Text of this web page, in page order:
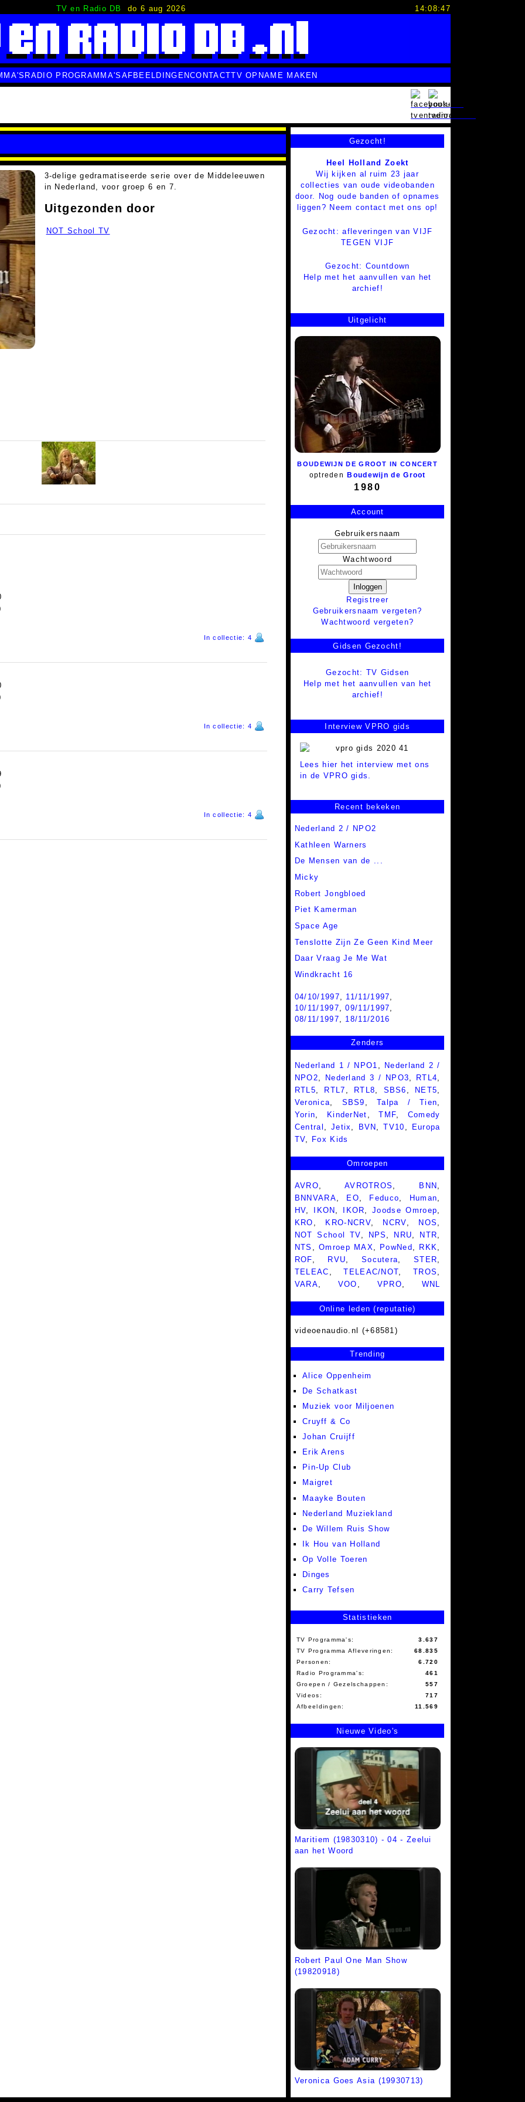
TV en Radio DB do 6 aug 2026 14:08:48
RADIO PROGRAMMA'S AFBEELDINGENCONTACTTV OPNAME MAKEN
3-delige gedramatiseerde serie over de Middeleeuwen
in Nederland, voor groep 6 en 7.
Uitgezonden door
NOT School TV
In collectie: 4
In collectie: 4
In collectie: 4
Gezocht!
Heel Holland Zoekt
Wij kijken al ruim 23 jaar
collecties van oude videobanden
door. Nog oude banden of opnames
liggen? Neem contact met ons op!
Gezocht: afleveringen van VIJF
TEGEN VIJF
Gezocht: Countdown
Help met het aanvullen van het
archief!
Uitgelicht
BOUDEWIJN DE GROOT IN CONCERT
optreden Boudewijn de Groot
1980
Account
Gebruikersnaam
Wachtwoord
Inloggen
Registreer
Gebruikersnaam vergeten?
Wachtwoord vergeten?
Gidsen Gezocht!
Gezocht: TV Gidsen
Help met het aanvullen van het
archief!
Interview VPRO gids
Lees hier het interview met ons
in de VPRO gids.
Recent bekeken
Nederland 2 / NPO2
Kathleen Warners
De Mensen van de ...
Micky
Robert Jongbloed
Piet Kamerman
Space Age
Tenslotte Zijn Ze Geen Kind Meer
Daar Vraag Je Me Wat
Windkracht 16
04/10/1997, 11/11/1997,
10/11/1997,09/11/1997,
08/11/1997, 18/11/2016
Zenders
Nederland 1 / NPO1
Nederland 2 /
NPO2
Nederland 3 / NPO3 RTL4
RTL5
RTL7 RTL8 SBS6 NET5
Veronica
SBS9 ,Talpa / Tien
Yorin
KinderNet ,TMF
Comedy
Central
Jetix BVN ,TV10
Europa
TV
Fox Kids
Omroepen
AVRO, AVROTROS , BNN ,
BNNVARA, EO, Feduco, Human,
HV, IKON , IKOR,Joodse Omroep,
KRO , KRO-NCRV, NCRV, NOS ,
NOT School TV, NPS , NRU, NTR,
NTS ,Omroep MAX, PowNed , RKK,
ROF, RVU, Socutera,STER,
TELEAC ,TELEAC/NOT,TROS ,
VARA, VOO , VPRO, WNL
Online leden (reputatie)
videoenaudio.nl (+68581)
Trending
Alice Oppenheim
De Schatkast
Muziek voor Miljoenen
Cruyff & Co
Johan Cruijff
Erik Arens
Pin-Up Club
Maigret
Maayke Bouten
Nederland Muziekland
De Willem Ruis Show
Ik Hou van Holland
Op Volle Toeren
Dinges
Carry Tefsen
Statistieken
TV Programma's:
3.637
TV Programma Afleveringen:
68.835
Personen:
6.720
Radio Programma's:
461
Groepen / Gezelschappen:
557
Videos:
717
Afbeeldingen:
11.569
Nieuwe Video's
Maritiem (19830310) - 04 - Zeelui
aan het Woord
Robert Paul One Man Show
(19820918)
Veronica Goes Asia (19930713)